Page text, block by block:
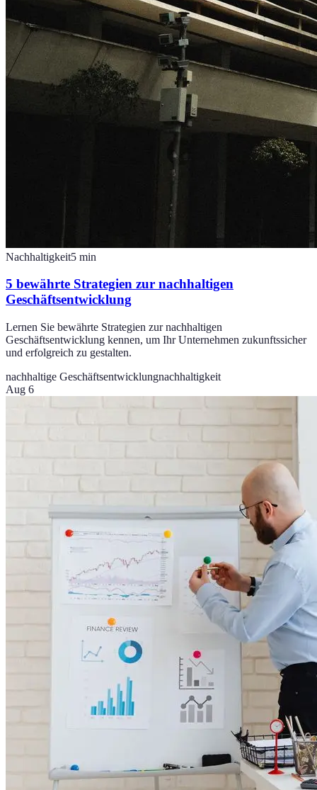
Nachhaltigkeit5 min
5 bewährte Strategien zur nachhaltigen
Geschäftsentwicklung
Lernen Sie bewährte Strategien zur nachhaltigen
Geschäftsentwicklung kennen, um Ihr Unternehmen zukunftssicher
und erfolgreich zu gestalten.
nachhaltige Geschäftsentwicklungnachhaltigkeit
Aug 6